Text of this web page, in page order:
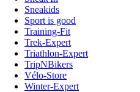
Sneakids
Sport is good
Training-Fit
Trek-Expert
Triathlon-Expert
TripNBikers
Vélo-Store
Winter-Expert